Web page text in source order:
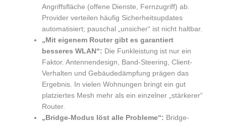
Angriffsfläche (offene Dienste, Fernzugriff) ab.
Provider verteilen häufig Sicherheitsupdates
automatisiert; pauschal „unsicher“ ist nicht haltbar.
„Mit eigenem Router gibt es garantiert
besseres WLAN“: Die Funkleistung ist nur ein
Faktor. Antennendesign, Band-Steering, Client-
Verhalten und Gebäudedämpfung prägen das
Ergebnis. In vielen Wohnungen bringt ein gut
platziertes Mesh mehr als ein einzelner „stärkerer“
Router.
„Bridge-Modus löst alle Probleme“: Bridge-